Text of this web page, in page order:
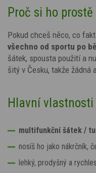
Proč si ho
Pokud chceš něco, co fakt
všechno od sportu po
šátek, spousta použití a
šitý v Česku, takže žádná
Hlavní
multifunkční šátek /
nosíš ho jako nákrčník,
lehký, prodyšný a